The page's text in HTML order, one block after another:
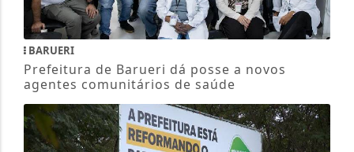
BARUERI
Prefeitura de Barueri dá posse a novos
agentes comunitários de saúde